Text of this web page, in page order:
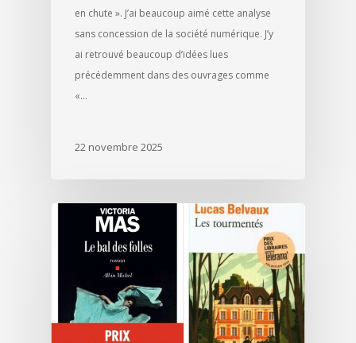
en chute ». J’ai beaucoup aimé cette analyse
sans concession de la société numérique. J’y
ai retrouvé beaucoup d’idées lues
précédemment dans des ouvrages comme
«…
22 novembre 2025